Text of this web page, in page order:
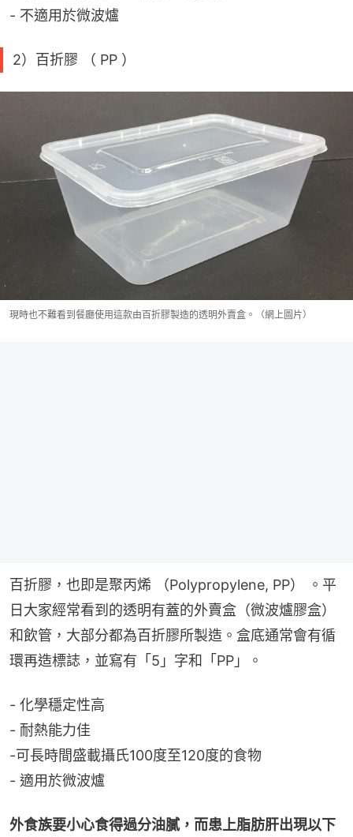
- 不適用於微波爐
2）百折膠 （ PP ）
現時也不難看到餐廳使用這款由百折膠製造的透明外賣盒。（網上圖片）
百折膠，也即是聚丙烯 （Polypropylene, PP） 。平
日大家經常看到的透明有蓋的外賣盒（微波爐膠盒）
和飲管，大部分都為百折膠所製造。盒底通常會有循
環再造標誌，並寫有「5」字和「PP」。
- 化學穩定性高
- 耐熱能力佳
-可長時間盛載攝氏100度至120度的食物
- 適用於微波爐
外食族要小心食得過分油膩，而患上脂肪肝出現以下